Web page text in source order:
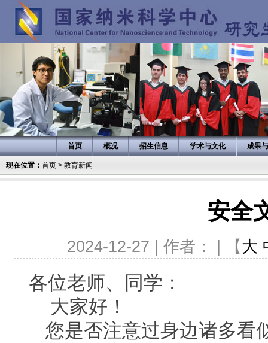
首页 概况 招生信息 学术与文化 成果
现在位置： 首页 > 教育新闻
安全
2024-12-27 | 作者： | 【 大
各位老师、同学：
大家好！
您是否注意过身边诸多看